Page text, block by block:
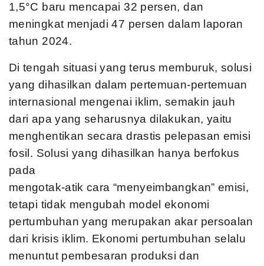
1,5°C baru mencapai 32 persen, dan
meningkat menjadi 47 persen dalam laporan
tahun 2024.
Di tengah situasi yang terus memburuk, solusi
yang dihasilkan dalam pertemuan-pertemuan
internasional mengenai iklim, semakin jauh
dari apa yang seharusnya dilakukan, yaitu
menghentikan secara drastis pelepasan emisi
fosil. Solusi yang dihasilkan hanya berfokus
pada
mengotak-atik cara “menyeimbangkan” emisi,
tetapi tidak mengubah model ekonomi
pertumbuhan yang merupakan akar persoalan
dari krisis iklim. Ekonomi pertumbuhan selalu
menuntut pembesaran produksi dan